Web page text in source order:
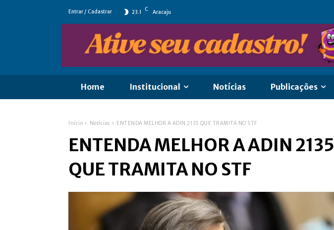
Entrar / Cadastrar 23.1 C Aracaju
Home Institucional Notícias Publicações
Início Notícias ENTENDA MELHOR A ADIN 2135 QUE TRAMITA NO STF
ENTENDA MELHOR A ADIN 2135
QUE TRAMITA NO STF